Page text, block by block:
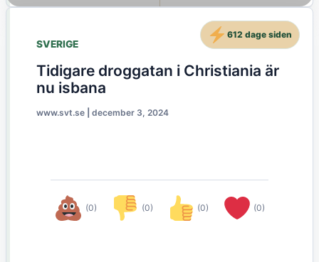
SVERIGE
Tidigare droggatan i Christiania är
nu isbana
www.svt.se december 3, 2024
(0) (0) (0) (0)
612 dage siden